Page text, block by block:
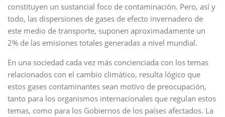
constituyen un sustancial foco de contaminación. Pero, así y
todo, las dispersiones de gases de efecto invernadero de
este medio de transporte, suponen aproximadamente un
2% de las emisiones totales generadas a nivel mundial.
En una sociedad cada vez más concienciada con los temas
relacionados con el cambio climático, resulta lógico que
estos gases contaminantes sean motivo de preocupación,
tanto para los organismos internacionales que regulan estos
temas, como para los Gobiernos de los países afectados. La